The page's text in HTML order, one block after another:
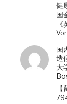
健
国
国
造
大